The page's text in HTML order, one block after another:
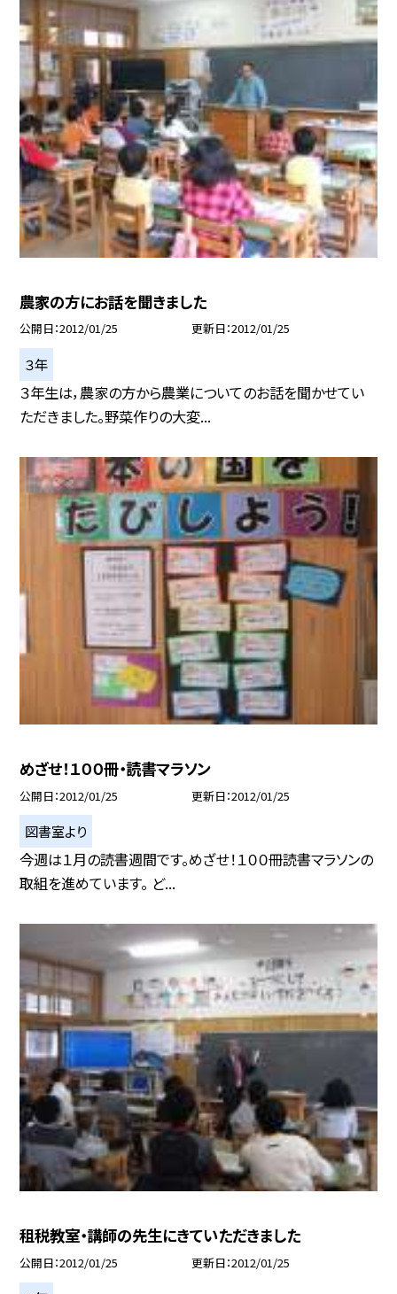
農家の方にお話を聞きました
公開日 2012/01/25 更新日 2012/01/25
３年
３年生は，農家の方から農業についてのお話を聞かせてい
ただきました。野菜作りの大変...
めざせ！１００冊・読書マラソン
公開日 2012/01/25 更新日 2012/01/25
図書室より
今週は１月の読書週間です。めざせ！１００冊読書マラソンの
取組を進めています。 ど...
租税教室・講師の先生にきていただきました
公開日 2012/01/25 更新日 2012/01/25